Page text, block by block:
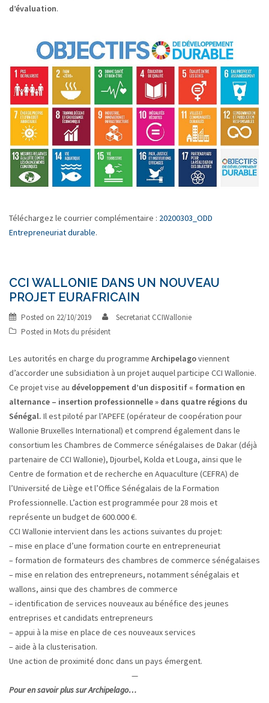
d’évaluation.
Téléchargez le courrier complémentaire : 20200303_ODD
Entrepreneuriat durable.
CCI WALLONIE DANS UN NOUVEAU
PROJET EURAFRICAIN
Posted on 22/10/2019
Secretariat CCIWallonie
Posted in Mots du président
Les autorités en charge du programme Archipelagoviennent
d’accorder une subsidiation à un projet auquel participe CCI Wallonie.
Ce projet vise au développement d’un dispositif « formation en
alternance – insertion professionnelle » dans quatre régions du
Sénégal. Il est piloté par l’APEFE (opérateur de coopération pour
Wallonie Bruxelles International) et comprend également dans le
consortium les Chambres de Commerce sénégalaises de Dakar (déjà
partenaire de CCI Wallonie), Djourbel, Kolda et Louga, ainsi que le
Centre de formation et de recherche en Aquaculture (CEFRA) de
l’Université de Liège et l’Office Sénégalais de la Formation
Professionnelle. L’action est programmée pour 28 mois et
représente un budget de 600.000 €.
CCI Wallonie intervient dans les actions suivantes du projet:
– mise en place d’une formation courte en entrepreneuriat
– formation de formateurs des chambres de commerce sénégalaises
– mise en relation des entrepreneurs, notamment sénégalais et
wallons, ainsi que des chambres de commerce
– identification de services nouveaux au bénéfice des jeunes
entreprises et candidats entrepreneurs
– appui à la mise en place de ces nouveaux services
– aide à la clusterisation.
Une action de proximité donc dans un pays émergent.
—
Pour en savoir plus sur Archipelago…